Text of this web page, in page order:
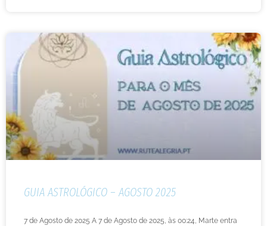
GUIA ASTROLÓGICO – AGOSTO 2025
7 de Agosto de 2025 A 7 de Agosto de 2025, às 00:24, Marte entra